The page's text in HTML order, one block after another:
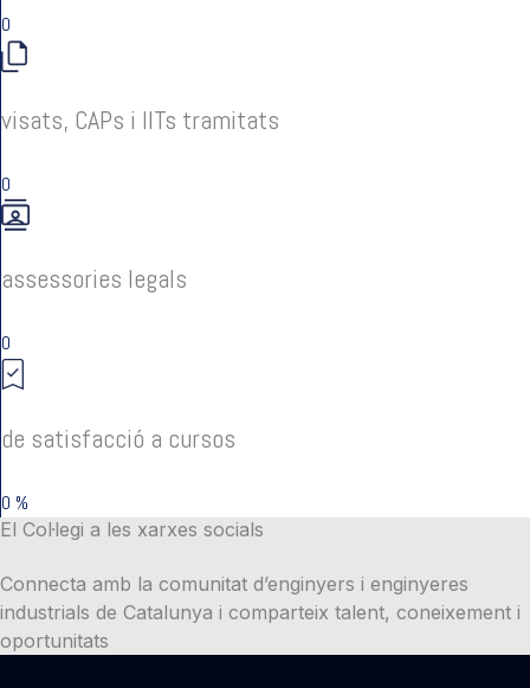
0
visats, CAPs i IITs tramitats
0
assessories legals
0
de satisfacció a cursos
0 %
El Col·legi a les xarxes socials
Connecta amb la comunitat d’enginyers i enginyeres
industrials de Catalunya i comparteix talent, coneixement i
oportunitats